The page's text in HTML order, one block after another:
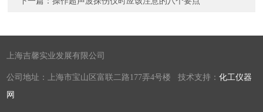
上海吉馨实业发展有限公司
公司地址：上海市宝山区富联二路177弄4号楼 技术支持：化工仪器
网